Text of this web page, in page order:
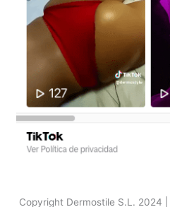
Copyright Dermostile S.L. 2024 |